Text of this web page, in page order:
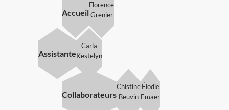
Accueil
Florence
Grenier
Assistante
Carla
Kestelyn
Collaborateurs
Chistine
Beuvin
Élodie
Emaer